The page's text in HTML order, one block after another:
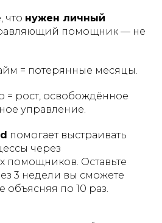
что нужен личный
помощник — не
= потерянные месяцы.
рост, освобождённое
управление.
помогает выстраивать
через
помощников. Оставьте
3 недели вы сможете
объясняя по 10 раз.